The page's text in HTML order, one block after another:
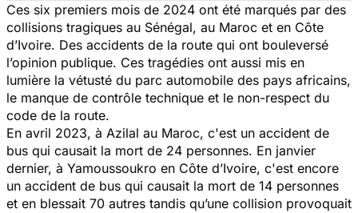
Ces six premiers mois de 2024 ont été marqués par des
collisions tragiques au Sénégal, au Maroc et en Côte
d’Ivoire. Des accidents de la route qui ont bouleversé
l’opinion publique. Ces tragédies ont aussi mis en
lumière la vétusté du parc automobile des pays africains,
le manque de contrôle technique et le non-respect du
code de la route.
En avril 2023, à Azilal au Maroc, c'est un accident de
bus qui causait la mort de 24 personnes. En janvier
dernier, à Yamoussoukro en Côte d’Ivoire, c'est encore
un accident de bus qui causait la mort de 14 personnes
et en blessait 70 autres tandis qu’une collision provoquait